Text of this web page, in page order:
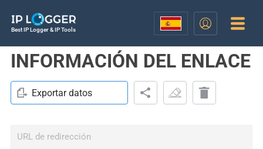
Best IP Logger & IP Tools
INFORMACIÓN DEL ENLACE
Exportar datos
URL de redirección